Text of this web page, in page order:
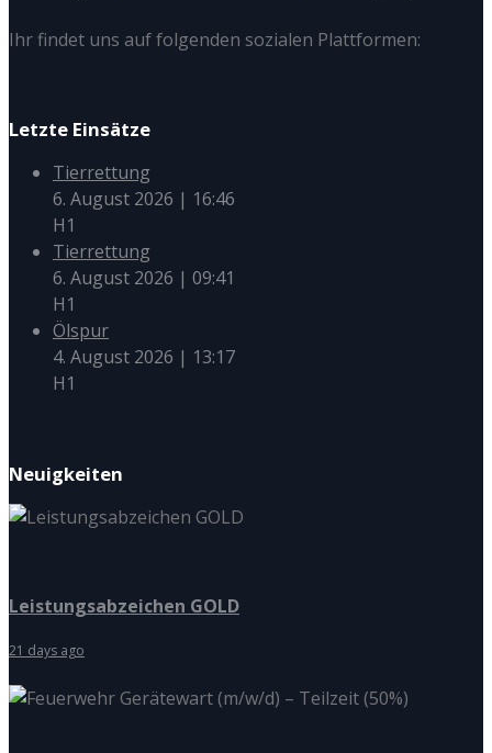
Ihr findet uns auf folgenden sozialen Plattformen:
Letzte Einsätze
Tierrettung
6. August 2026 | 16:46
H1
Tierrettung
6. August 2026 | 09:41
H1
Ölspur
4. August 2026 | 13:17
H1
Neuigkeiten
Leistungsabzeichen GOLD
21 days ago